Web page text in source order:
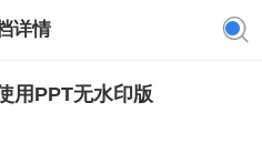
详情
用PPT无水印版